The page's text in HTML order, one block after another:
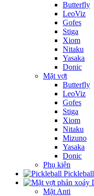
Butterfly
LeoViz
Gofes
Stiga
Xiom
Nitaku
Yasaka
Donic
Mặt vợt
Butterfly
LeoViz
Gofes
Stiga
Xiom
Nitaku
Mizuno
Yasaka
Donic
Phụ kiện
Pickleball
Mặt Anti